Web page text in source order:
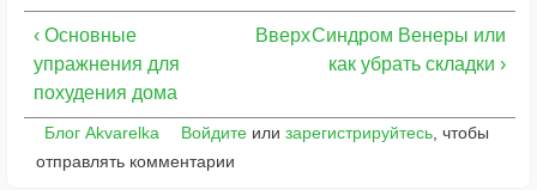
‹ Основные
упражнения для
похудения дома
ВверхСиндром Венеры или
как убрать складки ›
Блог Akvarelka Войдитеили зарегистрируйтесь, чтобы
отправлять комментарии